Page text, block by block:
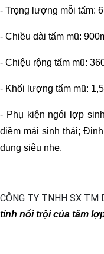
- Trọng lượng mỗi tấm:
- Chiều dài tấm mũ:
- Chiệu rộng tấm mũ:
- Khối lượng tấm mũ:
- Phụ kiện ngói lợp
diềm mái sinh thái;
dụng siêu nhẹ.
tính nổi trội của tấm